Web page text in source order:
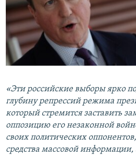
«Эти российские выборы ярко
глубину репрессий режима
который стремится заставить
оппозицию его незаконной
своих политических
средства массовой информации,